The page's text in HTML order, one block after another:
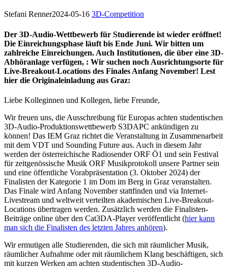
Stefani Renner2024-05-16 3D-Competition
Der 3D-Audio-Wettbewerb für Studierende ist wieder eröffnet!
Die Einreichungsphase läuft bis Ende Juni. Wir bitten um
zahlreiche Einreichungen. Auch Institutionen, die über eine 3D-
Abhöranlage verfügen, : Wir suchen noch Ausrichtungsorte für
Live-Breakout-Locations des Finales Anfang November! Lest
hier die Originaleinladung aus Graz:
Liebe Kolleginnen und Kollegen, liebe Freunde,
Wir freuen uns, die Ausschreibung für Europas achten studentischen
3D-Audio-Produktionswettbewerb S3DAPC ankündigen zu
können! Das IEM Graz richtet die Veranstaltung in Zusammenarbeit
mit dem VDT und Sounding Future aus. Auch in diesem Jahr
werden der österreichische Radiosender ORF Ö1 und sein Festival
für zeitgenössische Musik ORF Musikprotokoll unsere Partner sein
und eine öffentliche Vorabpräsentation (3. Oktober 2024) der
Finalisten der Kategorie 1 im Dom im Berg in Graz veranstalten.
Das Finale wird Anfang November stattfinden und via Internet-
Livestream und weltweit verteilten akademischen Live-Breakout-
Locations übertragen werden. Zusätzlich werden die Finalisten-
Beiträge online über den Cat3DA-Player veröffentlicht (hier kann
man sich die Finalisten des letzten Jahres anhören).
Wir ermutigen alle Studierenden, die sich mit räumlicher Musik,
räumlicher Aufnahme oder mit räumlichem Klang beschäftigen, sich
mit kurzen Werken am achten studentischen 3D-Audio-